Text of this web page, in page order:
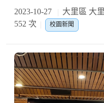
2023-10-27 大里區 大
552 次
校園新聞